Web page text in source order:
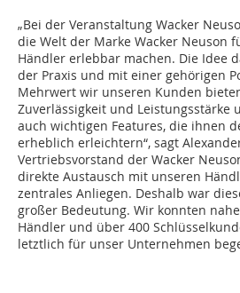
„Bei der Veranstaltung Wacker
die Welt der Marke Wacker Neuson
Händler erlebbar machen. Die Idee
der Praxis und mit einer gehörigen
Mehrwert wir unseren Kunden
Zuverlässigkeit und Leistungsstärke
auch wichtigen Features, die ihnen
erheblich erleichtern“, sagt
Vertriebsvorstand der Wacker
direkte Austausch mit unseren
zentrales Anliegen. Deshalb war
großer Bedeutung. Wir konnten
Händler und über 400
letztlich für unser Unternehmen